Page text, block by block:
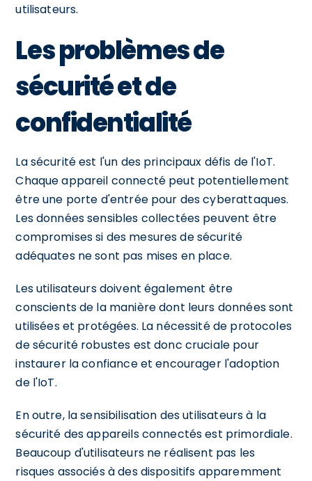
utilisateurs.
Les problèmes de
sécurité et de
confidentialité
La sécurité est l'un des principaux défis de l'IoT.
Chaque appareil connecté peut potentiellement
être une porte d'entrée pour des cyberattaques.
Les données sensibles collectées peuvent être
compromises si des mesures de sécurité
adéquates ne sont pas mises en place.
Les utilisateurs doivent également être
conscients de la manière dont leurs données sont
utilisées et protégées. La nécessité de protocoles
de sécurité robustes est donc cruciale pour
instaurer la confiance et encourager l'adoption
de l'IoT.
En outre, la sensibilisation des utilisateurs à la
sécurité des appareils connectés est primordiale.
Beaucoup d'utilisateurs ne réalisent pas les
risques associés à des dispositifs apparemment